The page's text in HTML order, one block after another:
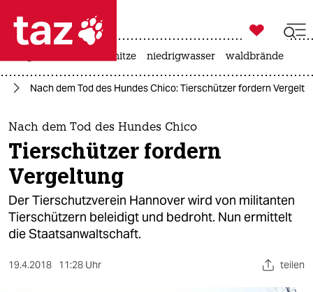
 taz zahl ich
taz zahl ich
themen
politik
öko
gesellschaft

taz zahl ich
hitze niedrigwasser waldbrände
Nach dem Tod des Hundes Chico: Tierschützer fordern
Nach dem Tod des Hundes Chico
Tierschützer fordern
Vergeltung
Der Tierschutzverein Hannover wird von militanten
Tierschützern beleidigt und bedroht. Nun ermittelt
die Staatsanwaltschaft.
19.4.2018 11:28 Uhr teilen